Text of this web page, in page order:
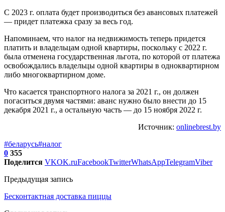
С 2023 г. оплата будет производиться без авансовых платежей
— придет платежка сразу за весь год.
Напоминаем, что налог на недвижимость теперь придется
платить и владельцам одной квартиры, поскольку с 2022 г.
была отменена государственная льгота, по которой от платежа
освобождались владельцы одной квартиры в одноквартирном
либо многоквартирном доме.
Что касается транспортного налога за 2021 г., он должен
погаситься двумя частями: аванс нужно было внести до 15
декабря 2021 г., а остальную часть — до 15 ноября 2022 г.
Источник: onlinebrest.by
#беларусь#налог
0 355
Поделится VKOK.ruFacebookTwitterWhatsAppTelegramViber
Предыдущая запись
Бесконтактная доставка пиццы